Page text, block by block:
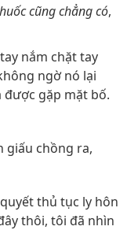
cũng chẳng có,
nắm chặt tay
ngờ nó lại
gặp mặt bố.
giấu chồng ra,
thủ tục ly hôn
thôi, tôi đã nhìn